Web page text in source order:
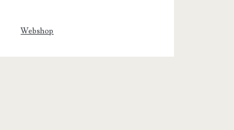
Webshop